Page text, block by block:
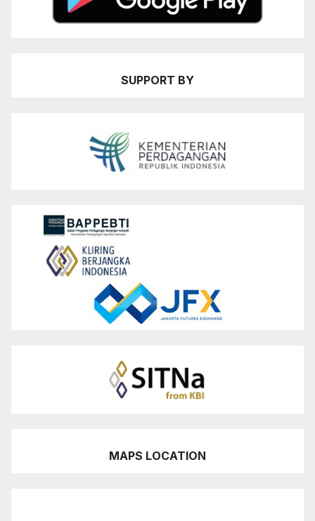
SUPPORT BY
MAPS LOCATION